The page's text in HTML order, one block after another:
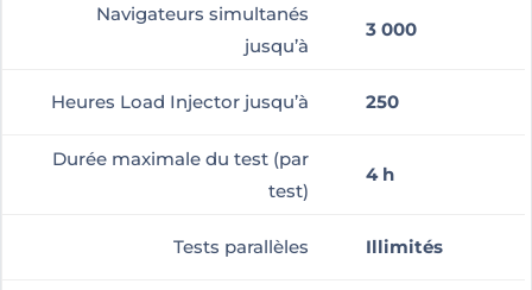
Navigateurs simultanés
jusqu’à
3 000
Heures Load Injector jusqu’à 250
Durée maximale du test (par
test)
4 h
Tests parallèles Illimités